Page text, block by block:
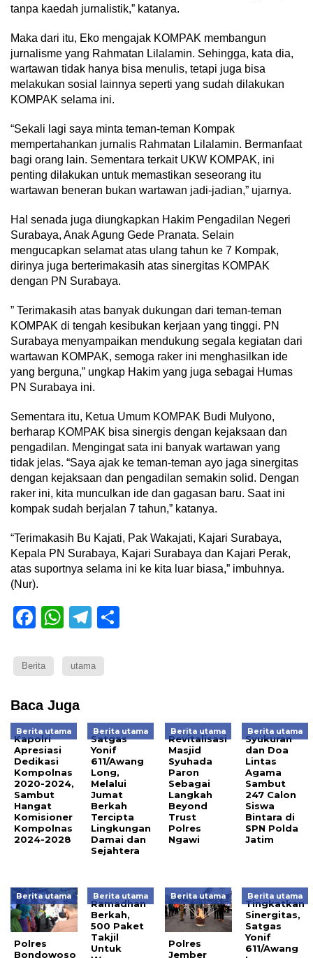
tanpa kaedah jurnalistik,” katanya.
Maka dari itu, Eko mengajak KOMPAK membangun
jurnalisme yang Rahmatan Lilalamin. Sehingga, kata dia,
wartawan tidak hanya bisa menulis, tetapi juga bisa
melakukan sosial lainnya seperti yang sudah dilakukan
KOMPAK selama ini.
“Sekali lagi saya minta teman-teman Kompak
mempertahankan jurnalis Rahmatan Lilalamin. Bermanfaat
bagi orang lain. Sementara terkait UKW KOMPAK, ini
penting dilakukan untuk memastikan seseorang itu
wartawan beneran bukan wartawan jadi-jadian,” ujarnya.
Hal senada juga diungkapkan Hakim Pengadilan Negeri
Surabaya, Anak Agung Gede Pranata. Selain
mengucapkan selamat atas ulang tahun ke 7 Kompak,
dirinya juga berterimakasih atas sinergitas KOMPAK
dengan PN Surabaya.
” Terimakasih atas banyak dukungan dari teman-teman
KOMPAK di tengah kesibukan kerjaan yang tinggi. PN
Surabaya menyampaikan mendukung segala kegiatan dari
wartawan KOMPAK, semoga raker ini menghasilkan ide
yang berguna,” ungkap Hakim yang juga sebagai Humas
PN Surabaya ini.
Sementara itu, Ketua Umum KOMPAK Budi Mulyono,
berharap KOMPAK bisa sinergis dengan kejaksaan dan
pengadilan. Mengingat sata ini banyak wartawan yang
tidak jelas. “Saya ajak ke teman-teman ayo jaga sinergitas
dengan kejaksaan dan pengadilan semakin solid. Dengan
raker ini, kita munculkan ide dan gagasan baru. Saat ini
kompak sudah berjalan 7 tahun,” katanya.
“Terimakasih Bu Kajati, Pak Wakajati, Kajari Surabaya,
Kepala PN Surabaya, Kajari Surabaya dan Kajari Perak,
atas suportnya selama ini ke kita luar biasa,” imbuhnya.
(Nur).
Facebook
WhatsApp
Telegram
Berita utama
Baca Juga
Berita utama
Kapolri
Apresiasi
Dedikasi
Kompolnas
2020-2024,
Sambut
Hangat
Komisioner
Kompolnas
2024-2028
Berita utama
Satgas
Yonif
611/Awang
Long,
Melalui
Jumat
Berkah
Tercipta
Lingkungan
Damai dan
Sejahtera
Berita utama
Revitalisasi
Masjid
Syuhada
Paron
Sebagai
Langkah
Beyond
Trust
Polres
Ngawi
Berita utama
Syukuran
dan Doa
Lintas
Agama
Sambut
247 Calon
Siswa
Bintara di
SPN Polda
Jatim
Berita utama
Polres
Bondowoso
Berita utama
Ramadhan
Berkah,
500 Paket
Takjil
Untuk
Berita utama
Polres
Jember
Berita utama
Tingkatkan
Sinergitas,
Satgas
Yonif
611/Awang